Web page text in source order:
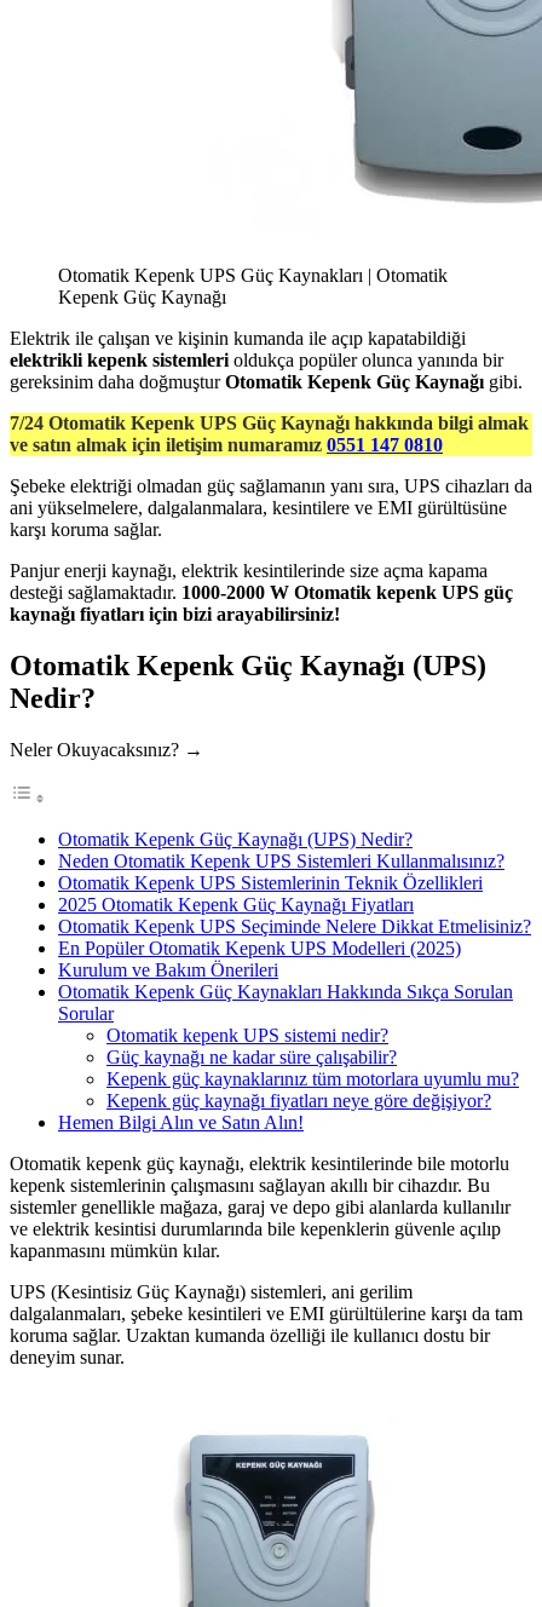
Otomatik Kepenk UPS Güç Kaynakları | Otomatik
Kepenk Güç Kaynağı
Elektrik ile çalışan ve kişinin kumanda ile açıp kapatabildiği
elektrikli kepenk sistemleri oldukça popüler olunca yanında bir
gereksinim daha doğmuşturOtomatik Kepenk Güç Kaynağı gibi.
7/24 Otomatik Kepenk UPS Güç Kaynağı hakkında bilgi almak
ve satın almak için iletişim numaramız 0551 147 0810
Şebeke elektriği olmadan güç sağlamanın yanı sıra, UPS cihazları da
ani yükselmelere, dalgalanmalara, kesintilere ve EMI gürültüsüne
karşı koruma sağlar.
Panjur enerji kaynağı, elektrik kesintilerinde size açma kapama
desteği sağlamaktadır. 1000-2000 W Otomatik kepenk UPS güç
kaynağı fiyatları için bizi arayabilirsiniz!
Otomatik Kepenk Güç Kaynağı (UPS)
Nedir?
Neler Okuyacaksınız? →
Otomatik Kepenk Güç Kaynağı (UPS) Nedir?
Neden Otomatik Kepenk UPS Sistemleri Kullanmalısınız?
Otomatik Kepenk UPS Sistemlerinin Teknik Özellikleri
2025 Otomatik Kepenk Güç Kaynağı Fiyatları
Otomatik Kepenk UPS Seçiminde Nelere Dikkat Etmelisiniz?
En Popüler Otomatik Kepenk UPS Modelleri (2025)
Kurulum ve Bakım Önerileri
Otomatik Kepenk Güç Kaynakları Hakkında Sıkça Sorulan
Sorular
Otomatik kepenk UPS sistemi nedir?
Güç kaynağı ne kadar süre çalışabilir?
Kepenk güç kaynaklarınız tüm motorlara uyumlu mu?
Kepenk güç kaynağı fiyatları neye göre değişiyor?
Hemen Bilgi Alın ve Satın Alın!
Otomatik kepenk güç kaynağı, elektrik kesintilerinde bile motorlu
kepenk sistemlerinin çalışmasını sağlayan akıllı bir cihazdır. Bu
sistemler genellikle mağaza, garaj ve depo gibi alanlarda kullanılır
ve elektrik kesintisi durumlarında bile kepenklerin güvenle açılıp
kapanmasını mümkün kılar.
UPS (Kesintisiz Güç Kaynağı) sistemleri, ani gerilim
dalgalanmaları, şebeke kesintileri ve EMI gürültülerine karşı da tam
koruma sağlar. Uzaktan kumanda özelliği ile kullanıcı dostu bir
deneyim sunar.